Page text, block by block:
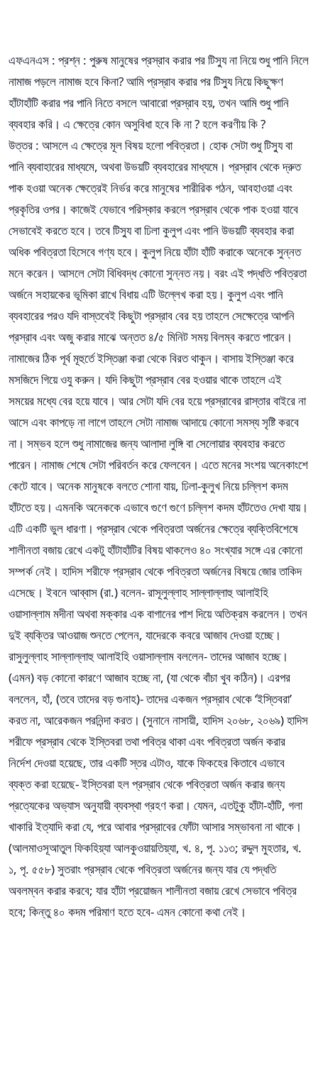
এফএনএস : প্রশ্ন : পুরুষ মানুষের প্রস্রাব করার পর টিস্যু না নিয়ে শুধু পানি নিলে
নামাজ পড়লে নামাজ হবে কিনা? আমি প্রস্রাব করার পর টিস্যু নিয়ে কিছুক্ষণ
হাঁটাহাঁটি করার পর পানি নিতে বসলে আবারো প্রস্রাব হয়, তখন আমি শুধু পানি
ব্যবহার করি। এ ক্ষেত্রে কোন অসুবিধা হবে কি না ? হলে করণীয় কি ?
উত্তর : আসলে এ ক্ষেত্রে মূল বিষয় হলো পবিত্রতা। হোক সেটা শুধু টিস্যু বা
পানি ব্যবাহারের মাধ্যমে, অথবা উভয়টি ব্যবহারের মাধ্যমে। প্রস্রাব থেকে দ্রুত
পাক হওয়া অনেক ক্ষেত্রেই নির্ভর করে মানুষের শারীরিক গঠন, আবহাওয়া এবং
প্রকৃতির ওপর। কাজেই যেভাবে পরিস্কার করলে প্রস্রাব থেকে পাক হওয়া যাবে
সেভাবেই করতে হবে। তবে টিস্যু বা ঢিলা কুলুপ এবং পানি উভয়টি ব্যবহার করা
অধিক পবিত্রতা হিসেবে গণ্য হবে। কুলুপ নিয়ে হাঁটা হাঁটি করাকে অনেকে সুন্নত
মনে করেন। আসলে সেটা বিধিবদ্ধ কোনো সুন্নত নয়। বরং এই পদ্ধতি পবিত্রতা
অর্জনে সহায়কের ভূমিকা রাখে বিধায় এটি উল্লেখ করা হয়। কুলুপ এবং পানি
ব্যবহারের পরও যদি বাস্তবেই কিছুটা প্রস্রাব বের হয় তাহলে সেক্ষেত্রে আপনি
প্রস্রাব এবং অজু করার মাঝে অন্তত ৪/৫ মিনিট সময় বিলম্ব করতে পারেন।
নামাজের ঠিক পূর্ব মূহুর্তে ইস্তিঞ্জা করা থেকে বিরত থাকুন। বাসায় ইস্তিঞ্জা করে
মসজিদে গিয়ে ওযু করুন। যদি কিছুটা প্রস্রাব বের হওয়ার থাকে তাহলে এই
সময়ের মধ্যে বের হয়ে যাবে। আর সেটা যদি বের হয়ে প্রস্রাবের রাস্তার বাইরে না
আসে এবং কাপড়ে না লাগে তাহলে সেটা নামাজ আদায়ে কোনো সমস্য সৃষ্টি করবে
না। সম্ভব হলে শুধু নামাজের জন্য আলাদা লুঙ্গি বা সেলোয়ার ব্যবহার করতে
পারেন। নামাজ শেষে সেটা পরিবর্তন করে ফেলবেন। এতে মনের সংশয় অনেকাংশে
কেটে যাবে। অনেক মানুষকে বলতে শোনা যায়, ঢিলা-কুলুখ নিয়ে চল্লিশ কদম
হাঁটতে হয়। এমনকি অনেককে এভাবে গুণে গুণে চল্লিশ কদম হাঁটতেও দেখা যায়।
এটি একটি ভুল ধারণা। প্রস্রাব থেকে পবিত্রতা অর্জনের ক্ষেত্রে ব্যক্তিবিশেষে
শালীনতা বজায় রেখে একটু হাঁটাহাঁটির বিষয় থাকলেও ৪০ সংখ্যার সঙ্গে এর কোনো
সম্পর্ক নেই। হাদিস শরীফে প্রস্রাব থেকে পবিত্রতা অর্জনের বিষয়ে জোর তাকিদ
এসেছে। ইবনে আব্বাস (রা.) বলেন- রাসূলুল্লাহ সাল্লাল্লাহু আলাইহি
ওয়াসাল্লাম মদীনা অথবা মক্কার এক বাগানের পাশ দিয়ে অতিক্রম করলেন। তখন
দুই ব্যক্তির আওয়াজ শুনতে পেলেন, যাদেরকে কবরে আজাব দেওয়া হচ্ছে।
রাসুলুল্লাহ সাল্লাল্লাহু আলাইহি ওয়াসাল্লাম বললেন- তাদের আজাব হচ্ছে।
(এমন) বড় কোনো কারণে আজাব হচ্ছে না, (যা থেকে বাঁচা খুব কঠিন)। এরপর
বললেন, হাঁ, (তবে তাদের বড় গুনাহ)- তাদের একজন প্রস্রাব থেকে ‘ইস্তিবরা’
করত না, আরেকজন পরনিন্দা করত। (সুনানে নাসায়ী, হাদিস ২০৬৮, ২০৬৯) হাদিস
শরীফে প্রস্রাব থেকে ইস্তিবরা তথা পবিত্র থাকা এবং পবিত্রতা অর্জন করার
নির্দেশ দেওয়া হয়েছে, তার একটি স্তর এটাও, যাকে ফিকহের কিতাবে এভাবে
ব্যক্ত করা হয়েছে- ইস্তিবরা হল প্রস্রাব থেকে পবিত্রতা অর্জন করার জন্য
প্রত্যেকের অভ্যাস অনুযায়ী ব্যবস্থা গ্রহণ করা। যেমন, এতটুকু হাঁটা-হাঁটি, গলা
খাকারি ইত্যাদি করা যে, পরে আবার প্রস্রাবের ফোঁটা আসার সম্ভাবনা না থাকে।
(আলমাওসূআতুল ফিকহিয়্যা আলকুওয়ায়তিয়্যা, খ. ৪, পৃ. ১১৩; রদ্দুল মুহতার, খ.
১, পৃ. ৫৫৮) সুতরাং প্রস্রাব থেকে পবিত্রতা অর্জনের জন্য যার যে পদ্ধতি
অবলম্বন করার করবে; যার হাঁটা প্রয়োজন শালীনতা বজায় রেখে সেভাবে পবিত্র
হবে; কিন্তু ৪০ কদম পরিমাণ হতে হবে- এমন কোনো কথা নেই।